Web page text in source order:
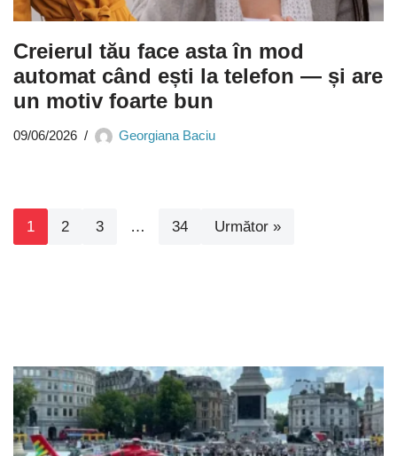
Creierul tău face asta în mod
automat când ești la telefon — și are
un motiv foarte bun
09/06/2026 Georgiana Baciu
1 2 3 … 34 Următor »